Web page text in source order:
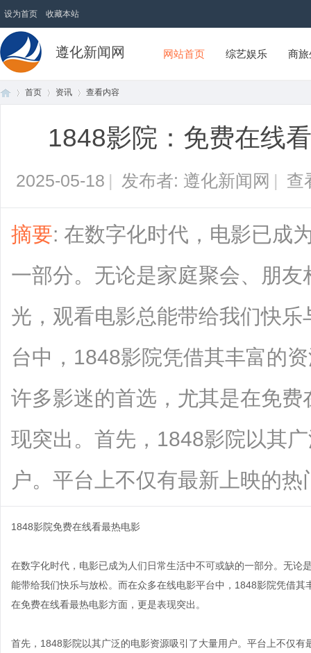
设为首页 收藏本站
遵化新闻网 网站首页 综艺娱乐 商
首页 资讯 查看内容
1848影院：免费在线
2025-05-18 | 发布者: 遵化新闻网 | 查
摘要: 在数字化时代，电影已成
一部分。无论是家庭聚会、朋
光，观看电影总能带给我们快
台中，1848影院凭借其丰富的
许多影迷的首选，尤其是在免
现突出。首先，1848影院以其
户。平台上不仅有最新上映的热
1848影院免费在线看最热电影
在数字化时代，电影已成为人们日常生活中不可或缺的一部分。无论
能带给我们快乐与放松。而在众多在线电影平台中，1848影院凭借
在免费在线看最热电影方面，更是表现突出。
首先，1848影院以其广泛的电影资源吸引了大量用户。平台上不仅